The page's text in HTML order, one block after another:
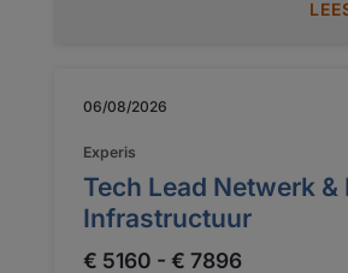
06/08/2026
Experis
Tech Lead Netwerk &
Infrastructuur
€ 5160 - € 7896